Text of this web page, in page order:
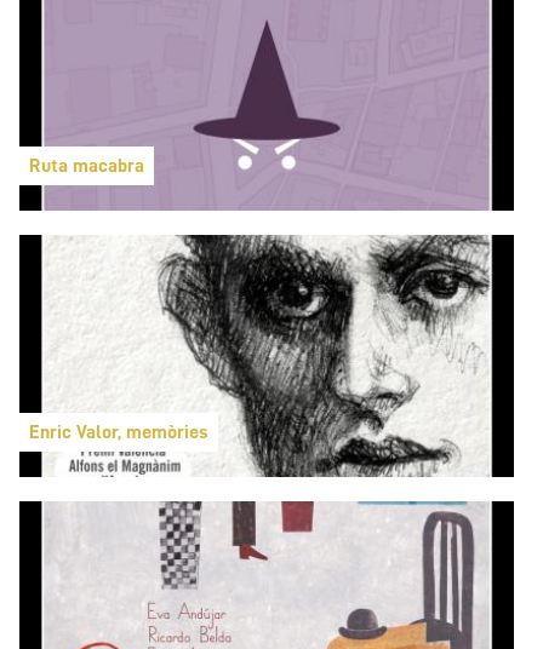
Ruta macabra
Enric Valor, memòries